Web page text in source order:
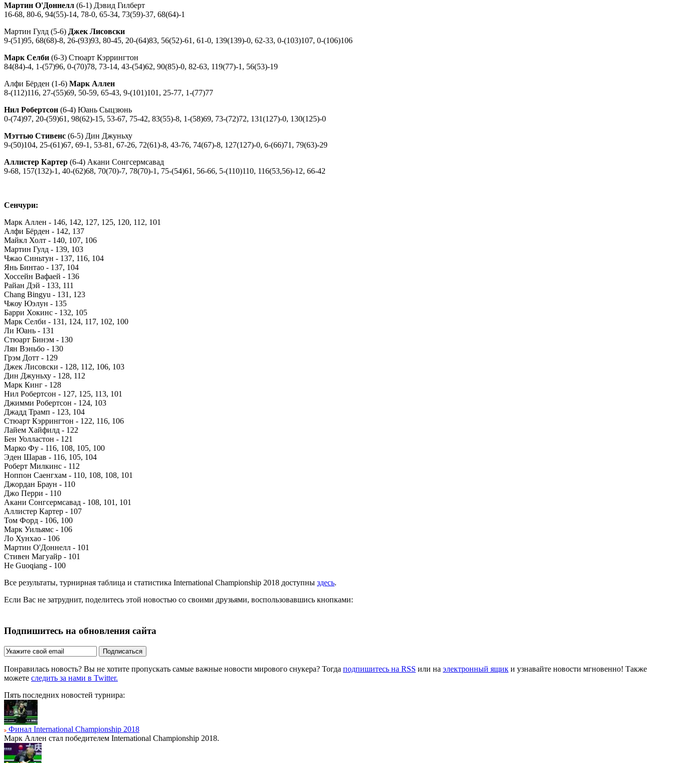
Мартин О'Доннелл (6-1) Дэвид Гилберт
16-68, 80-6, 94(55)-14, 78-0, 65-34, 73(59)-37, 68(64)-1
Мартин Гулд (5-6) Джек Лисовски
9-(51)95, 68(68)-8, 26-(93)93, 80-45, 20-(64)83, 56(52)-61, 61-0, 139(139)-0, 62-33, 0-(103)107, 0-(106)106
Марк Селби (6-3) Стюарт Кэррингтон
84(84)-4, 1-(57)96, 0-(70)78, 73-14, 43-(54)62, 90(85)-0, 82-63, 119(77)-1, 56(53)-19
Алфи Бёрден (1-6) Марк Аллен
8-(112)116, 27-(55)69, 50-59, 65-43, 9-(101)101, 25-77, 1-(77)77
Нил Робертсон (6-4) Юань Сыцзюнь
0-(74)97, 20-(59)61, 98(62)-15, 53-67, 75-42, 83(55)-8, 1-(58)69, 73-(72)72, 131(127)-0, 130(125)-0
Мэттью Стивенс (6-5) Дин Джуньху
9-(50)104, 25-(61)67, 69-1, 53-81, 67-26, 72(61)-8, 43-76, 74(67)-8, 127(127)-0, 6-(66)71, 79(63)-29
Аллистер Картер (6-4) Акани Сонгсермсавад
9-68, 157(132)-1, 40-(62)68, 70(70)-7, 78(70)-1, 75-(54)61, 56-66, 5-(110)110, 116(53,56)-12, 66-42
Сенчури:
Марк Аллен - 146, 142, 127, 125, 120, 112, 101
Алфи Бёрден - 142, 137
Майкл Холт - 140, 107, 106
Мартин Гулд - 139, 103
Чжао Синьтун - 137, 116, 104
Янь Бинтао - 137, 104
Хоссейн Вафаей - 136
Райан Дэй - 133, 111
Chang Bingyu - 131, 123
Чжоу Юэлун - 135
Барри Хокинс - 132, 105
Марк Селби - 131, 124, 117, 102, 100
Ли Юань - 131
Стюарт Бинэм - 130
Лян Вэньбо - 130
Грэм Дотт - 129
Джек Лисовски - 128, 112, 106, 103
Дин Джуньху - 128, 112
Марк Кинг - 128
Нил Робертсон - 127, 125, 113, 101
Джимми Робертсон - 124, 103
Джадд Трамп - 123, 104
Стюарт Кэррингтон - 122, 116, 106
Лайем Хайфилд - 122
Бен Уолластон - 121
Марко Фу - 116, 108, 105, 100
Эден Шарав - 116, 105, 104
Роберт Милкинс - 112
Ноппон Саенгхам - 110, 108, 108, 101
Джордан Браун - 110
Джо Перри - 110
Акани Сонгсермсавад - 108, 101, 101
Аллистер Картер - 107
Том Форд - 106, 100
Марк Уильямс - 106
Ло Хунхао - 106
Мартин О'Доннелл - 101
Стивен Магуайр - 101
He Guoqiang - 100
Все результаты, турнирная таблица и статистика International Championship 2018 доступны здесь.
Если Вас не затруднит, поделитесь этой новостью со своими друзьями, воспользовавшись кнопками:
Подпишитесь на обновления сайта
Подписаться
Понравилась новость? Вы не хотите пропускать самые важные новости мирового снукера? Тогда подпишитесь на RSS или на электронный ящик и узнавайте новости мгновенно! Также
можете следить за нами в Twitter.
Пять последних новостей турнира:
Финал International Championship 2018
Марк Аллен стал победителем International Championship 2018.